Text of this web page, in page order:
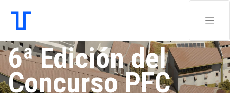
6ª Edición del
Concurso PFC